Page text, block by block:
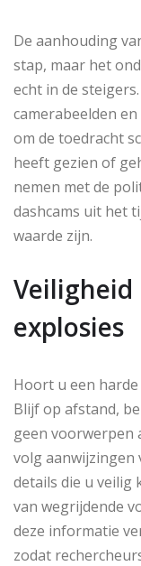
De aanhouding
stap, maar het
echt in de
camerabeelden
om de toedracht
heeft gezien of
nemen met de
dashcams uit het
waarde zijn.
explosies
Hoort u een
Blijf op afstand,
geen voorwerpen
volg
details die u veilig
van wegrijdende
deze informatie
zodat